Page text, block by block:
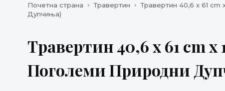
Почетна страна Травертин
Травертин 40,6 x 61
Дупчиња)
Травертин 40,6 x 61 cm x
Поголеми Природни